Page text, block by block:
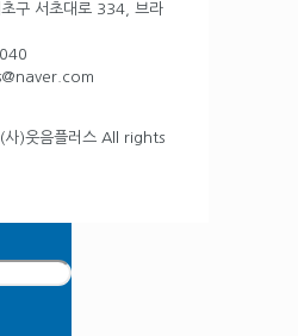
초구 서초대로 334, 브라
)웃음플러스 All rights